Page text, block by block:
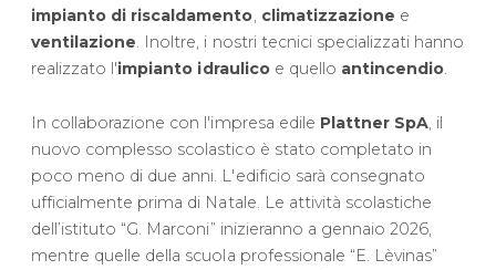
impianto di riscaldamento, climatizzazione e
ventilazione. Inoltre, i nostri tecnici specializzati hanno
realizzato l'impianto idraulicoe quello antincendio.
In collaborazione con l'impresa edile Plattner SpA, il
nuovo complesso scolastico è stato completato in
poco meno di due anni. L'edificio sarà consegnato
ufficialmente prima di Natale. Le attività scolastiche
dell’istituto “G. Marconi” inizieranno a gennaio 2026,
mentre quelle della scuola professionale “E. Lèvinas”